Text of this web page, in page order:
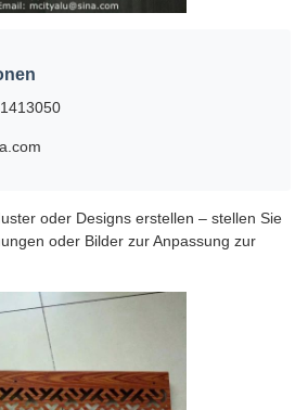
oder Designs erstellen – stellen Sie
oder Bilder zur Anpassung zur